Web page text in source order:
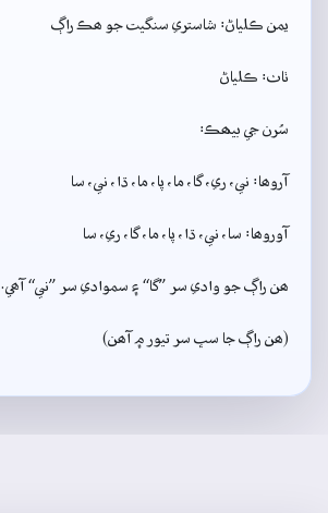
يمن ڪلياڻ: شاستري سنگيت جو ھڪ راڳ
ٺاٺ: ڪلياڻ
سُرن جي بيھڪ:
آروھا: ني، ري، گا، ما، پا، ما، ڌا، ني، سا
آوروھا: سا، ني، ڌا، پا، ما، گا، ري، سا
ھن راڳ جو وادي سر ”گا“ ۽ سموادي سر ”ني“ آھي.
(ھن راڳ جا سڀ سر تيور ۾ آھن)